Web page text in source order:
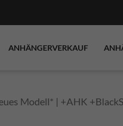
ANHÄNGERVERKAUF
Modell* | +AHK